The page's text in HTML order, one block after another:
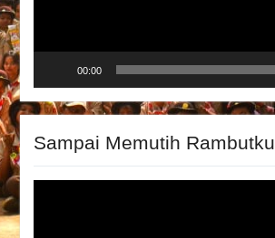
00:00
Sampai Memutih Rambutku